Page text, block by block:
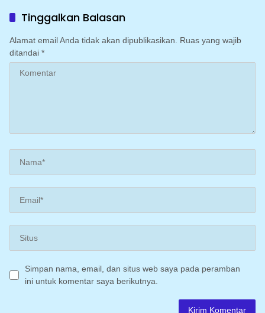
Tinggalkan Balasan
Alamat email Anda tidak akan dipublikasikan. Ruas yang wajib
ditandai *
Simpan nama, email, dan situs web saya pada peramban
ini untuk komentar saya berikutnya.